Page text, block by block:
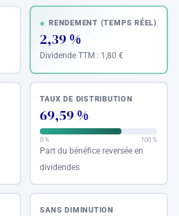
RENDEMENT (TEMPS RÉEL)
2,39 %
Dividende TTM : 1,80 €
TAUX DE DISTRIBUTION
69,59 %
0 % 100 %
Part du bénéfice reversée en
dividendes
SANS DIMINUTION